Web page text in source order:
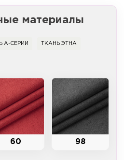
материалы
А-СЕРИИ ТКАНЬ ЭТНА
60 98